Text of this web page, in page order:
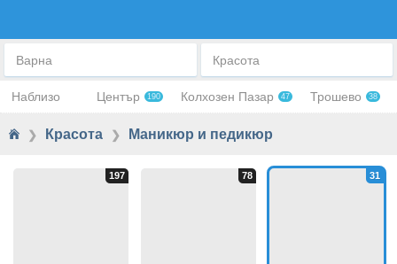
Варна Красота
Наблизо Център 190 Колхозен Пазар 47 Трошево 38
❯ Красота ❯ Маникюр и педикюр